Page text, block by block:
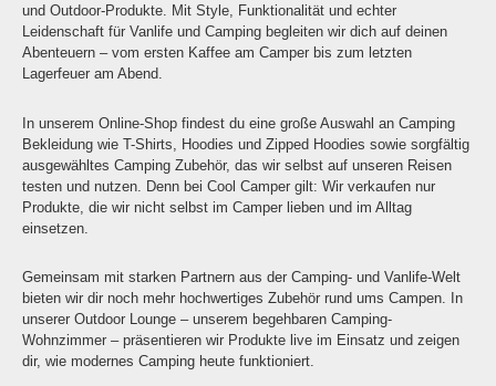
und Outdoor-Produkte. Mit Style, Funktionalität und echter
Leidenschaft für Vanlife und Camping begleiten wir dich auf deinen
Abenteuern – vom ersten Kaffee am Camper bis zum letzten
Lagerfeuer am Abend.
In unserem Online-Shop findest du eine große Auswahl an Camping
Bekleidung wie T-Shirts, Hoodies und Zipped Hoodies sowie sorgfältig
ausgewähltes Camping Zubehör, das wir selbst auf unseren Reisen
testen und nutzen. Denn bei Cool Camper gilt: Wir verkaufen nur
Produkte, die wir nicht selbst im Camper lieben und im Alltag
einsetzen.
Gemeinsam mit starken Partnern aus der Camping- und Vanlife-Welt
bieten wir dir noch mehr hochwertiges Zubehör rund ums Campen. In
unserer Outdoor Lounge – unserem begehbaren Camping-
Wohnzimmer – präsentieren wir Produkte live im Einsatz und zeigen
dir, wie modernes Camping heute funktioniert.